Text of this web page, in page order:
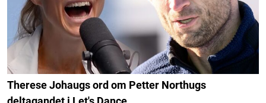
Therese Johaugs ord om Petter Northugs